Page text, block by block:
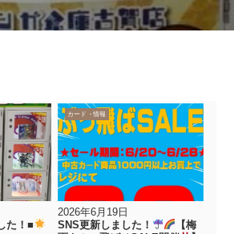
た！■
イベント情報
カード
2026年6月19日
SNS更新しました！
【梅